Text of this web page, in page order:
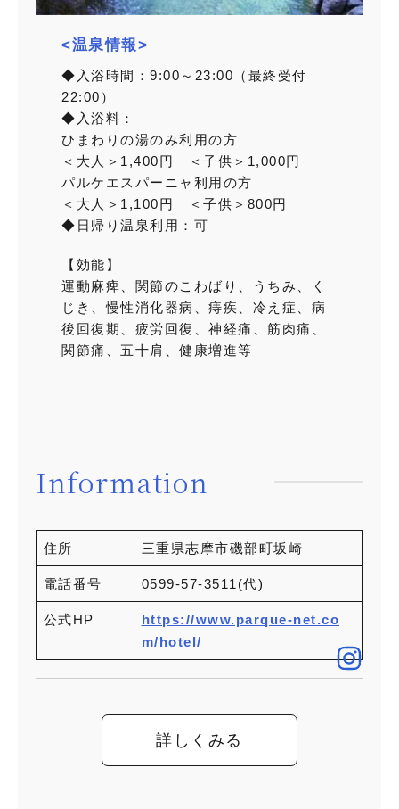
<温泉情報>
◆入浴時間：9:00～23:00（最終受付
22:00）
◆入浴料：
ひまわりの湯のみ利用の方
＜大人＞1,400円 ＜子供＞1,000円
パルケエスパーニャ利用の方
＜大人＞1,100円 ＜子供＞800円
◆日帰り温泉利用：可
【効能】
運動麻痺、関節のこわばり、うちみ、く
じき、慢性消化器病、痔疾、冷え症、病
後回復期、疲労回復、神経痛、筋肉痛、
関節痛、五十肩、健康増進等
Information
住所 三重県志摩市磯部町坂崎
電話番号 0599-57-3511(代)
公式HP
https://www.parque-net.co
m/hotel/
詳しくみる